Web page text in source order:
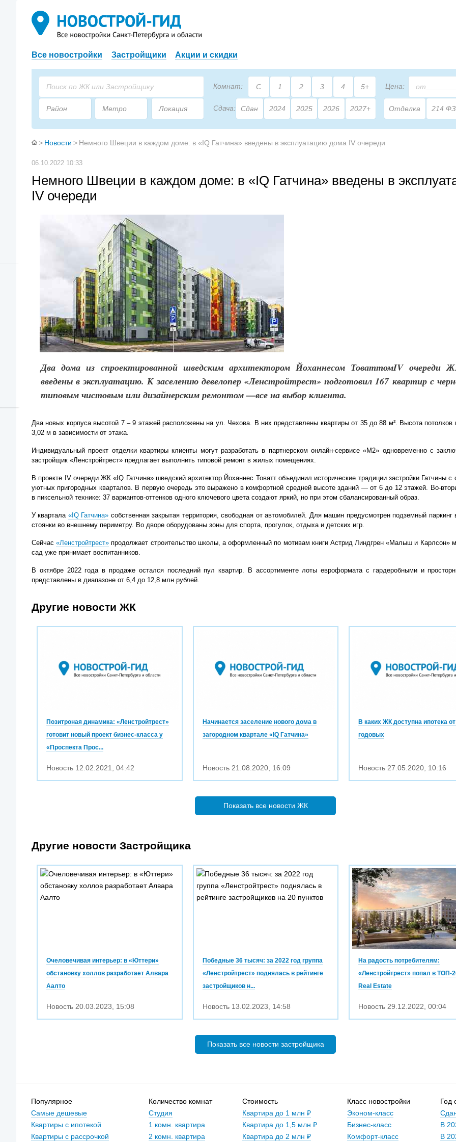
Все новостройки Застройщики Акции и скидки
Комнат: С 1 2 3 4 5+ Цена:
Район Метро Локация Сдача: Сдан 2024 2025 2026 2027+ Отделка 214 ФЗ
2
> Новости > Немного Швеции в каждом доме: в «IQ Гатчина» введены в эксплуатацию дома IV очереди
06.10.2022 10:33
Немного Швеции в каждом доме: в «IQ Гатчина» введены в
IV очереди
Два дома из спроектированной шведским архитектором Йоханнесом ТоваттомIV очереди
введены в эксплуатацию. К заселению девелопер «Ленстройтрест» подготовил 167 квартир с
типовым чистовым или дизайнерским ремонтом —все на выбор клиента.
Два новых корпуса высотой 7 – 9 этажей расположены на ул. Чехова. В них представлены квартиры от 35 до 88 м². Высота потолков
3,02 м в зависимости от этажа.
Индивидуальный проект отделки квартиры клиенты могут разработать в партнерском онлайн-сервисе «М2» одновременно с
застройщик «Ленстройтрест» предлагает выполнить типовой ремонт в жилых помещениях.
В проекте IV очереди ЖК «IQ Гатчина» шведский архитектор Йоханнес Товатт объединил исторические традиции застройки Гатчины
уютных пригородных кварталов. В первую очередь это выражено в комфортной средней высоте зданий — от 6 до 12 этажей. Во-
в пиксельной технике: 37 вариантов-оттенков одного ключевого цвета создают яркий, но при этом сбалансированный образ.
У квартала «IQ Гатчина» собственная закрытая территория, свободная от автомобилей. Для машин предусмотрен подземный
стоянки во внешнему периметру. Во дворе оборудованы зоны для спорта, прогулок, отдыха и детских игр.
Сейчас«Ленстройтрест» продолжает строительство школы, а оформленный по мотивам книги Астрид Линдгрен «Малыш и Карлсон»
сад уже принимает воспитанников.
В октябре 2022 года в продаже остался последний пул квартир. В ассортименте лоты евроформата с гардеробными и
представлены в диапазоне от 6,4 до 12,8 млн рублей.
Другие новости ЖК
Позитроная динамика: «Ленстройтрест»
готовит новый проект бизнес-класса у
«Проспекта Прос...
Новость 12.02.2021 04:42
Начинается заселение нового дома в
загородном квартале «IQ Гатчина»
Новость 21.08.2020, 16:09
В каких ЖК доступна ипотека
годовых
Новость 27.05.2020 10:16
Показать все новости ЖК
Другие новости Застройщика
Очеловечивая интерьер: в «Юттери»
обстановку холлов разработает Алвара
Аалто
Новость 20.03.2023 15:08
Победные 36 тысяч: за 2022 год группа
«Ленстройтрест» поднялась в рейтинге
застройщиков н...
Новость 13.02.2023 14:58
На радость потребителям:
«Ленстройтрест» попал в ТОП-
Real Estate
Новость 29.12.2022 ,00:04
Показать все новости застройщика
Популярное
Самые дешевые
Квартиры с ипотекой
Квартиры с рассрочкой
Количество комнат
Студия
1 комн. квартира
2 комн. квартира
Стоимость
Квартира до 1 млн ₽
Квартира до 1,5 млн ₽
Квартира до 2 млн ₽
Класс новостройки
Эконом-класс
Бизнес-класс
Комфорт-класс
Год
В
В